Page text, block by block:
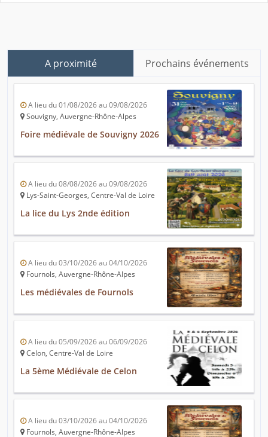
A proximité Prochains événements
A lieu du 01/08/2026 au 09/08/2026
Souvigny, Auvergne-Rhône-Alpes
Foire médiévale de Souvigny 2026
A lieu du 08/08/2026 au 09/08/2026
Lys-Saint-Georges, Centre-Val de Loire
La lice du Lys 2nde édition
A lieu du 03/10/2026 au 04/10/2026
Fournols, Auvergne-Rhône-Alpes
Les médiévales de Fournols
A lieu du 05/09/2026 au 06/09/2026
Celon, Centre-Val de Loire
La 5ème Médiévale de Celon
A lieu du 03/10/2026 au 04/10/2026
Fournols, Auvergne-Rhône-Alpes